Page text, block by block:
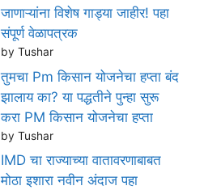
जाणाऱ्यांना विशेष गाड्या जाहीर! पहा
संपूर्ण वेळापत्रक
by Tushar
तुमचा Pm किसान योजनेचा हप्ता बंद
झालाय का? या पद्धतीने पुन्हा सुरू
करा PM किसान योजनेचा हप्ता
by Tushar
IMD चा राज्याच्या वातावरणाबाबत
मोठा इशारा नवीन अंदाज पहा